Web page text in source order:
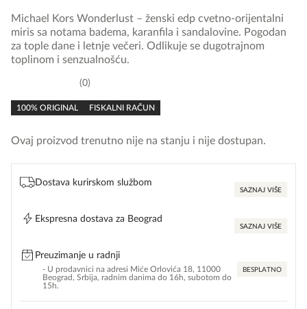
rating
0
100% ORIGINAL FISKALNI RAČUN
Michael Kors Wonderlust – ženski edp cvetno-orijentalni
miris sa notama badema, karanfila i sandalovine. Pogodan
za tople dane i letnje večeri. Odlikuje se dugotrajnom
toplinom i senzualnošću.
Ovaj proizvod trenutno nije na stanju i nije dostupan.
Dostava kurirskom službom
SAZNAJ VIŠE
Ekspresna dostava za Beograd
SAZNAJ VIŠE
Preuzimanje u radnji
- U prodavnici na adresi Miće Orlovića 18, 11000
Beograd, Srbija, radnim danima do 16h, subotom do
15h.
BESPLATNO